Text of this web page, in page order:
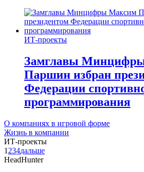
ИТ-проекты
Замглавы
Паршин избран
Федерации
программирования
О компаниях в игровой форме
Жизнь в компании
ИТ-проекты
1 234дальше
HeadHunter